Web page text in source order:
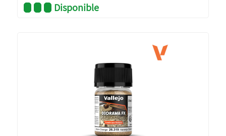
Disponible